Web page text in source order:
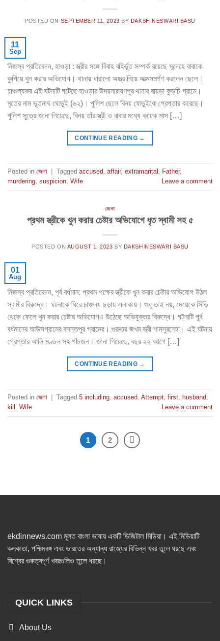
POSTED ON SEPTEMBER 11, 2023 BY DAKSHINESWARI BASU
11
Sep
নিজস্ব প্রতিবেদন, হাওড়া : স্ত্রীর সঙ্গে বিবাহ বহির্ভূত সম্পর্ক রয়েছে সন্দেহে বাবাকে
কুপিয়ে খুন করার অভিযোগ। থানায় ধারালো অস্ত্র নিয়ে আত্মসমর্পণ করলেন ছেলে।
চাঞ্চল্যকর এই ঘটনাটি ঘটেছে হাওড়ার উদয়নারায়ণপুর থানার বায়ড়া কুড়চি গ্রামে।
মৃতের নাম ভূতনাথ ঘোড়ুই (৬২)। পুলিশ ছেলে বিনয় ঘোড়ুইকে গ্রেপ্তার করেছে।
পুলিশ সূত্রে জানা গিয়েছে, বিনয় তাঁর স্ত্রী ও বাবার মধ্যে কয়েক মাস […]
CONTINUE READING →
Posted in জেলা Tagged accused, affair, extramarital , Father,
murdering, suspicion, Wife Leave a comment
জেলা
প্রথম স্ত্রীকে খুন করার চেষ্টার অভিযোগে ধৃত স্বামী সহ ৫
POSTED ON AUGUST 1, 2023 BY DAKSHINESWARI BASU
01
Aug
নিজস্ব প্রতিবেদন, পূর্ব বর্ধমান: প্রথম পক্ষের স্ত্রীকে খুন করার চেষ্টার অভিযোগ উঠল
স্বামীর বিরুদ্ধে। ঘটনাকে ঘিরে চাঞ্চল্য ছড়ায় এলাকায়। শুধু তাই নয়, মেয়েকে সিঁড়ি
থেকে ফেলে খুন করার চেষ্টার অভিযোগও উঠেছে অভিযুক্তর বিরুদ্ধে। ঘটনাটি পূর্ব
বর্ধমানের আউসগ্রামের বসন্তপুর গ্রামের। গুরুতর জখম স্ত্রী শামসুরনেহা। এই ঘটনায়
গ্রেপ্তার আলি মণ্ডল সহ পাঁচজন। জানা গিয়েছে, বছর ২২ আগে […]
CONTINUE READING →
Posted in জেলা Tagged 5 including accused Attempt first husband
kill
Wife Leave a comment
1 2
ekdinnews.com মূলত বাংলা ভাষায় একটি ডিজিটাল মিডিয়া। এই মিডিয়াটি
কলকাতা, পশ্চিমবঙ্গ এবং ভারতের অন্যান্য রাজ্যের বিভিন্ন খবর তুলে ধরছে এবং
বিশ্বের গুরুত্বপূর্ণ খবরগুলিও তুলে ধরছে।
QUICK LINKS
About Us